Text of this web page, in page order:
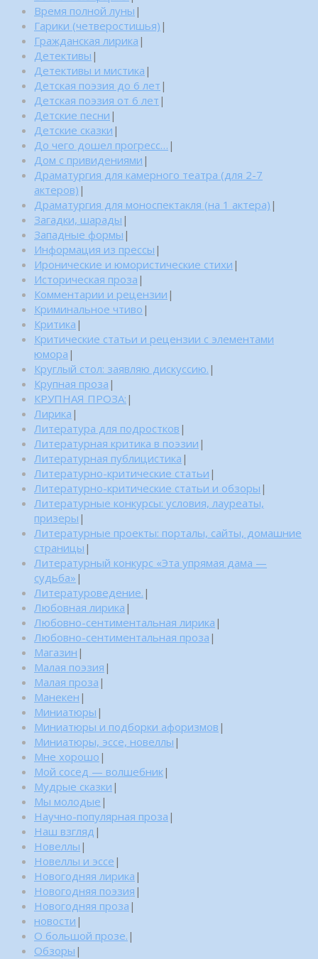
Время полной луны |
Гарики (четверостишья) |
Гражданская лирика |
Детективы |
Детективы и мистика |
Детская поэзия до 6 лет |
Детская поэзия от 6 лет |
Детские песни |
Детские сказки |
До чего дошел прогресс… |
Дом с привидениями |
Драматургия для камерного театра (для 2-7
актеров) |
Драматургия для моноспектакля (на 1 актера) |
Загадки, шарады |
Западные формы |
Информация из прессы |
Иронические и юмористические стихи |
Историческая проза |
Комментарии и рецензии |
Криминальное чтиво |
Критика |
Критические статьи и рецензии с элементами
юмора |
Круглый стол: заявляю дискуссию. |
Крупная проза |
КРУПНАЯ ПРОЗА: |
Лирика |
Литература для подростков |
Литературная критика в поэзии |
Литературная публицистика |
Литературно-критические статьи |
Литературно-критические статьи и обзоры |
Литературные конкурсы: условия, лауреаты,
призеры |
Литературные проекты: порталы, сайты, домашние
страницы |
Литературный конкурс «Эта упрямая дама —
судьба» |
Литературоведение. |
Любовная лирика |
Любовно-сентиментальная лирика |
Любовно-сентиментальная проза |
Магазин |
Малая поэзия |
Малая проза |
Манекен |
Миниатюры |
Миниатюры и подборки афоризмов |
Миниатюры, эссе, новеллы |
Мне хорошо |
Мой сосед — волшебник|
Мудрые сказки |
Мы молодые |
Научно-популярная проза |
Наш взгляд |
Новеллы |
Новеллы и эссе |
Новогодняя лирика |
Новогодняя поэзия |
Новогодняя проза |
новости |
О большой прозе. |
Обзоры |